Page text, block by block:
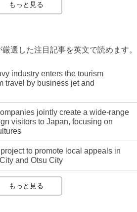
もっと見る
選した注目記事を英文で読めます。
industry enters the tourism
travel by business jet and
jointly create a wide-range
visitors to Japan, focusing on
to promote local appeals in
and Otsu City
もっと見る